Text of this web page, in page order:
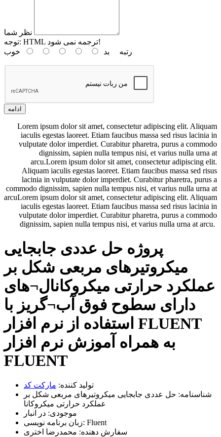
نظر شما
توجه:
HTML ترجمه نمی شود!
رتبه بد خوب
ادامه
Lorem ipsum dolor sit amet, consectetur adipiscing elit. Aliquam
iaculis egestas laoreet. Etiam faucibus massa sed risus lacinia in
vulputate dolor imperdiet. Curabitur pharetra, purus a commodo
dignissim, sapien nulla tempus nisi, et varius nulla urna at
arcu.Lorem ipsum dolor sit amet, consectetur adipiscing elit.
Aliquam iaculis egestas laoreet. Etiam faucibus massa sed risus
lacinia in vulputate dolor imperdiet. Curabitur pharetra, purus a
commodo dignissim, sapien nulla tempus nisi, et varius nulla urna at
arcuLorem ipsum dolor sit amet, consectetur adipiscing elit. Aliquam
iaculis egestas laoreet. Etiam faucibus massa sed risus lacinia in
vulputate dolor imperdiet. Curabitur pharetra, purus a commodo
dignissim, sapien nulla tempus nisi, et varius nulla urna at arcu.
پروژه حل عددی جابجایی
میکروتیرهای مربعی شکل بر
عملکرد حرارتی میکروکانال¬های
دارای سطوح فوق آب¬گریز با
استفاده از نرم افزار FLUENT
به همراه آموزش نرم افزار
FLUENT
تولید کننده: مارکت کد
شناسنامه: حل عددی جابجایی میکروتیرهای مربعی شکل بر
عملکرد حرارتی میکروکانا
موجودی: در انبار
زبان برنامه نویسی: Fluent
سفارش دهنده: محمدرضا اختری